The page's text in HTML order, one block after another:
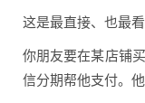
这是最直接、也最看
你朋友要在某店铺
信分期帮他支付。